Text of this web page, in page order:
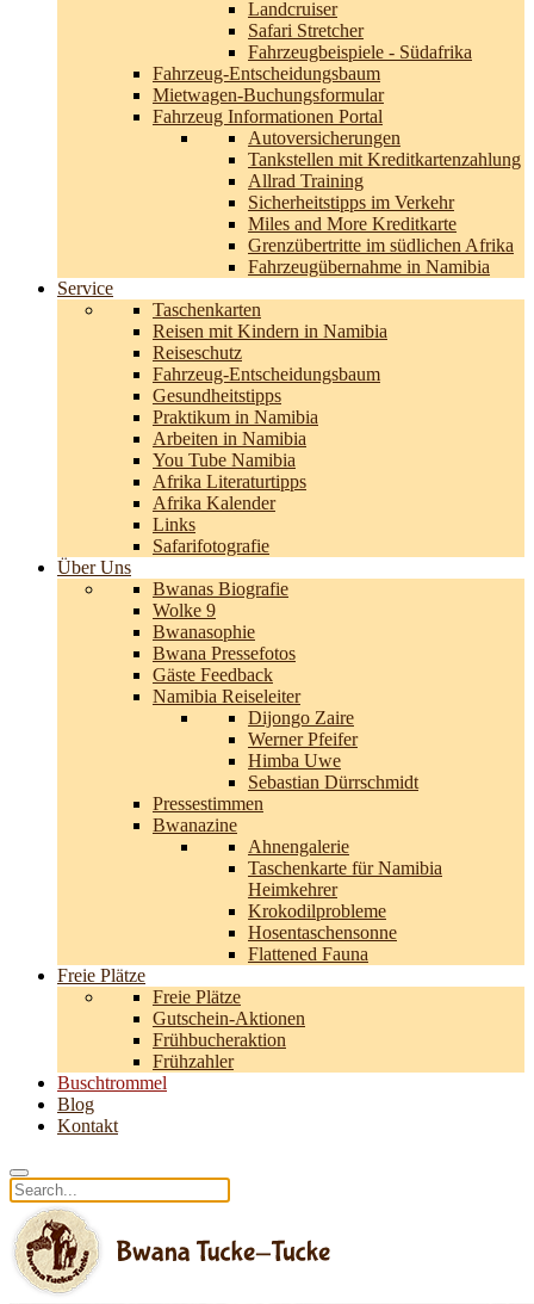
Landcruiser
Safari Stretcher
Fahrzeugbeispiele - Südafrika
Fahrzeug-Entscheidungsbaum
Mietwagen-Buchungsformular
Fahrzeug Informationen Portal
Autoversicherungen
Tankstellen mit Kreditkartenzahlung
Allrad Training
Sicherheitstipps im Verkehr
Miles and More Kreditkarte
Grenzübertritte im südlichen Afrika
Fahrzeugübernahme in Namibia
Service
Taschenkarten
Reisen mit Kindern in Namibia
Reiseschutz
Fahrzeug-Entscheidungsbaum
Gesundheitstipps
Praktikum in Namibia
Arbeiten in Namibia
You Tube Namibia
Afrika Literaturtipps
Afrika Kalender
Links
Safarifotografie
Über Uns
Bwanas Biografie
Wolke 9
Bwanasophie
Bwana Pressefotos
Gäste Feedback
Namibia Reiseleiter
Dijongo Zaire
Werner Pfeifer
Himba Uwe
Sebastian Dürrschmidt
Pressestimmen
Bwanazine
Ahnengalerie
Taschenkarte für Namibia
Heimkehrer
Krokodilprobleme
Hosentaschensonne
Flattened Fauna
Freie Plätze
Freie Plätze
Gutschein-Aktionen
Frühbucheraktion
Frühzahler
Buschtrommel
Blog
Kontakt